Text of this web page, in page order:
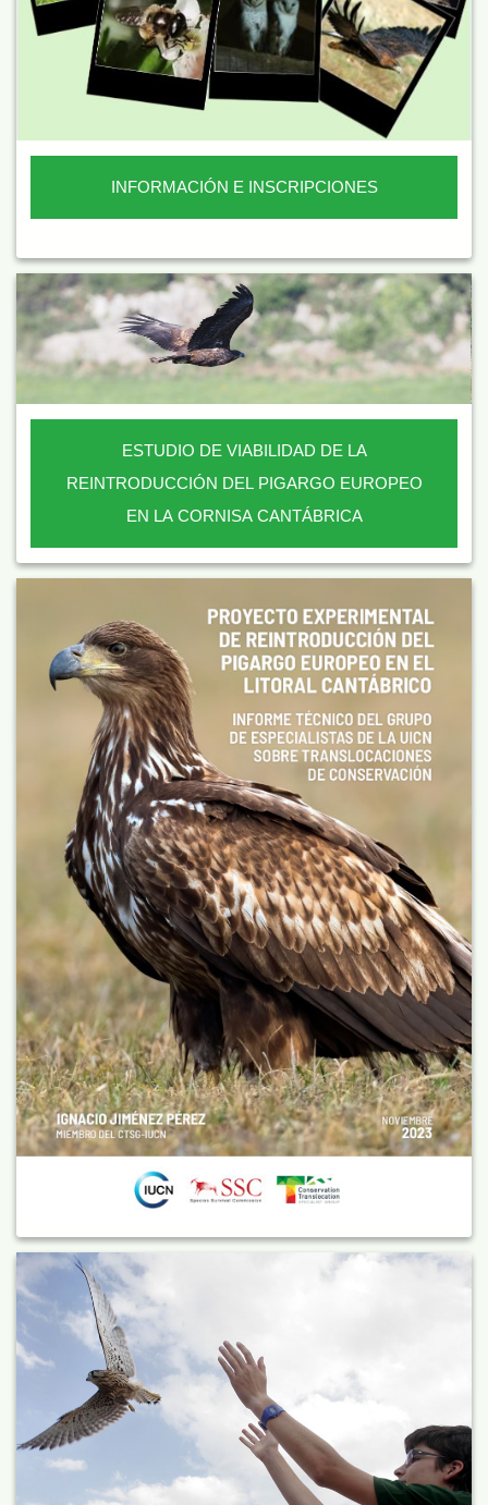
INFORMACIÓN E INSCRIPCIONES
ESTUDIO DE VIABILIDAD DE LA
REINTRODUCCIÓN DEL PIGARGO EUROPEO
EN LA CORNISA CANTÁBRICA